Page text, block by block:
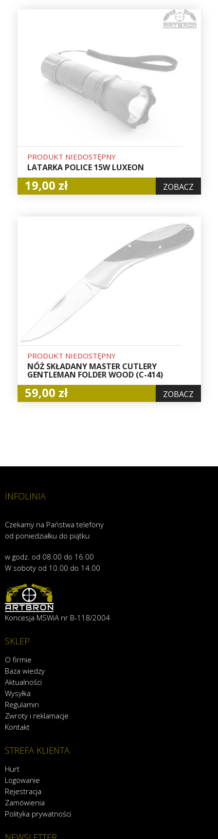
PRODUKT NIEDOSTĘPNY
LATARKA POLICE 15W LUXEON
19,00 zł ZOBACZ
PRODUKT NIEDOSTĘPNY
NÓŻ SKŁADANY MASTER CUTLERY
GENTLEMAN FOLDER WOOD (C-414)
59,00 zł ZOBACZ
INFOLINIA
Czekamy na Państwa telefony
od poniedziałku do piątku
w godz. od 08.00 do 16.00
W soboty od 10.00 do 14.00
Koncesja MSWiA nr B-118/2004
SKLEP
O firmie
Baza wiedzy
Aktualności
Wysyłka
Regulamin
Zwroty i reklamacje
Kontakt
STREFA KLIENTA
Hurt
Logowanie
Rejestracja
Zamówienia
Polityka prywatności